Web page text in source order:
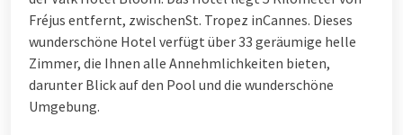
Fréjus entfernt, zwischenSt. Tropez inCannes. Dieses
wunderschöne Hotel verfügt über 33 geräumige helle
Zimmer, die Ihnen alle Annehmlichkeiten bieten,
darunter Blick auf den Pool und die wunderschöne
Umgebung.